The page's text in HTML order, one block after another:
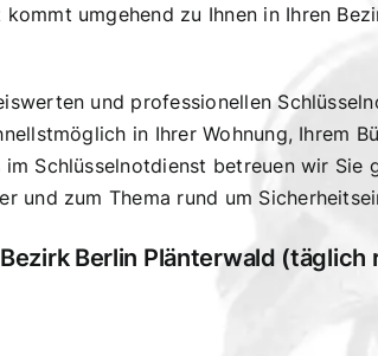
kommt umgehend zu Ihnen in Ihren
und professionellen
in Ihrer Wohnung, Ihrem
im Schlüsselnotdienst betreuen wir
und zum Thema rund um
Berlin Plänterwald (täglich